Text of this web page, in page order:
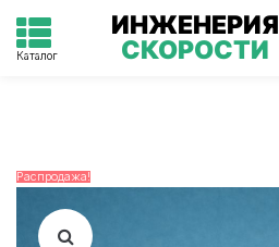
Каталог
ИНЖЕНЕРИЯ
СКОРОСТИ
Распродажа!